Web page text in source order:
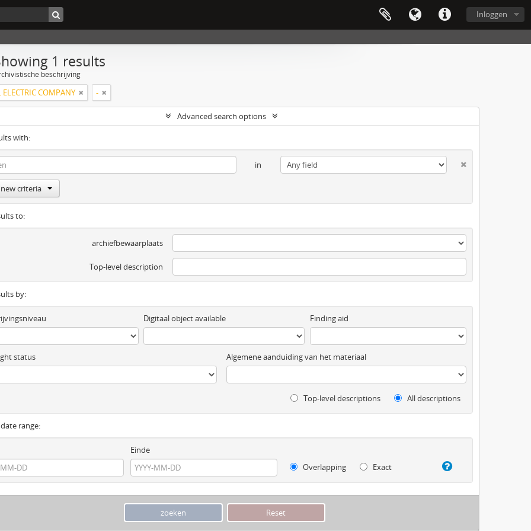
Inloggen
1 results
beschrijving
ELECTRIC COMPANY -
Advanced search options
with:
in
criteria
to:
archiefbewaarplaats
Top-level description
by:
Digitaal object available Finding aid
status Algemene aanduiding van het materiaal
Top-level descriptions All descriptions
range:
Einde
Overlapping
Exact